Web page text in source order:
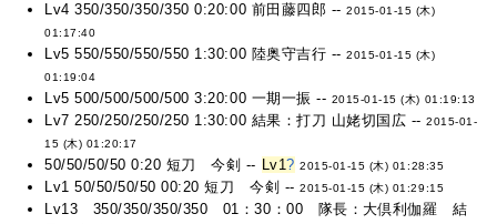
Lv4 350/350/350/350 0:20:00 前田藤四郎 --2015-01-15 (木)
01:17:40
Lv5 550/550/550/550 1:30:00 陸奥守吉行 --2015-01-15 (木)
01:19:04
Lv5 500/500/500/500 3:20:00 一期一振 -- 2015-01-15 (木) 01:19:13
Lv7 250/250/250/250 1:30:00 結果：打刀 山姥切国広 --2015-01-
15 (木) 01:20:17
50/50/50/50 0:20 短刀 今剣 -- Lv1? 2015-01-15 (木) 01:28:35
Lv1 50/50/50/50 00:20 短刀 今剣 --2015-01-15 (木) 01:29:15
Lv13 350/350/350/350 01：30：00 隊長：大倶利伽羅 結